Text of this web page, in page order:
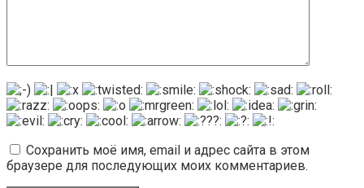
Сохранить моё имя, email и адрес сайта в этом
браузере для последующих моих комментариев.